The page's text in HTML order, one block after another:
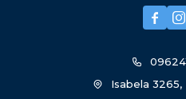
 
Isabela